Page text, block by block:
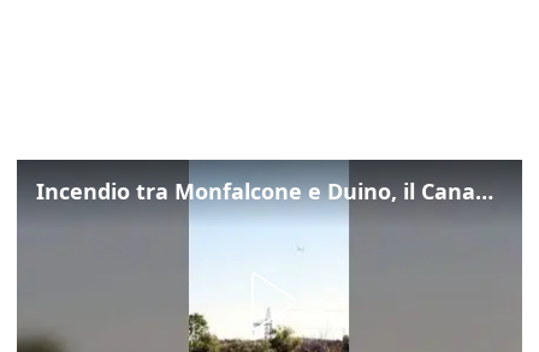
Incendio tra Monfalcone e Duino, il Canadair in azione per fermare le fiamme sul fronte dell’A4